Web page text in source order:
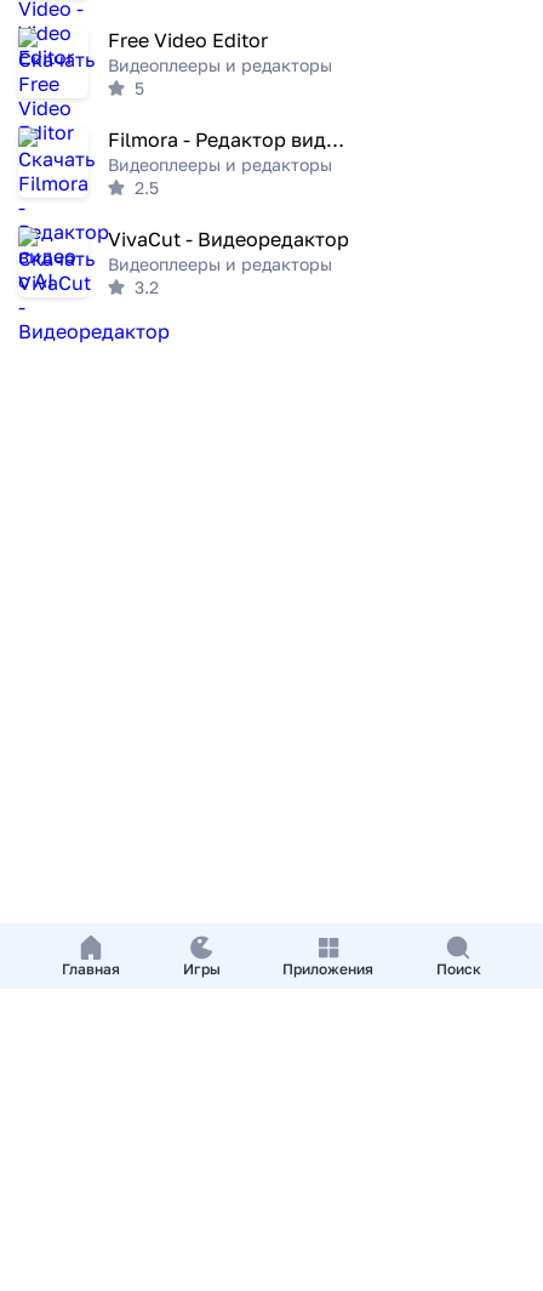
Главная Игры Приложения Поиск
Free Video Editor
Видеоплееры и редакторы
5
Filmora - Редактор видео с AI
Видеоплееры и редакторы
2.5
VivaCut - Видеоредактор
Видеоплееры и редакторы
3.2